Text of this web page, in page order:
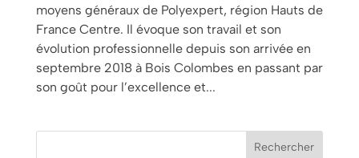
moyens généraux de Polyexpert, région Hauts de
France Centre. Il évoque son travail et son
évolution professionnelle depuis son arrivée en
septembre 2018 à Bois Colombes en passant par
son goût pour l’excellence et...
Rechercher